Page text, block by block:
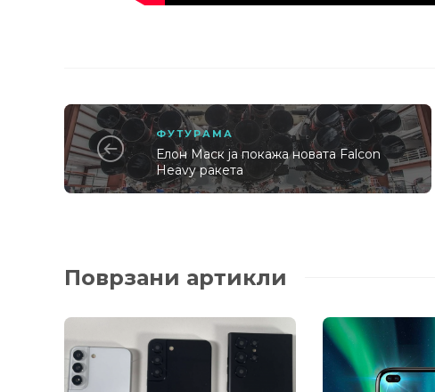
ФУТУРАМА
Елон Маск ја покажа новата Falcon
Heavy ракета
Поврзани артикли